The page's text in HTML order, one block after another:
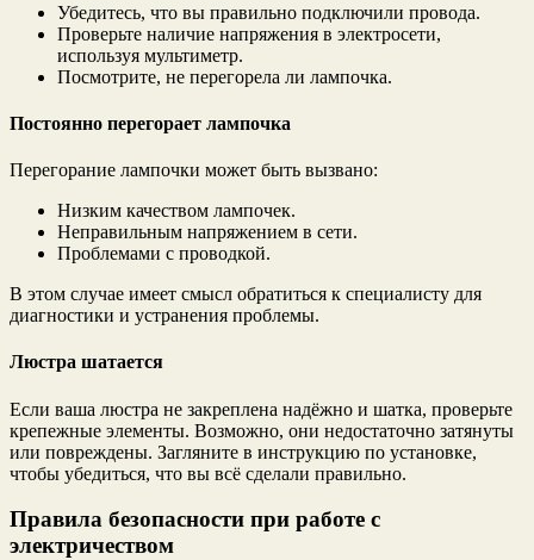
Убедитесь, что вы правильно подключили провода.
Проверьте наличие напряжения в электросети,
используя мультиметр.
Посмотрите, не перегорела ли лампочка.
Постоянно перегорает лампочка
Перегорание лампочки может быть вызвано:
Низким качеством лампочек.
Неправильным напряжением в сети.
Проблемами с проводкой.
В этом случае имеет смысл обратиться к специалисту для
диагностики и устранения проблемы.
Люстра шатается
Если ваша люстра не закреплена надёжно и шатка, проверьте
крепежные элементы. Возможно, они недостаточно затянуты
или повреждены. Загляните в инструкцию по установке,
чтобы убедиться, что вы всё сделали правильно.
Правила безопасности при работе с
электричеством